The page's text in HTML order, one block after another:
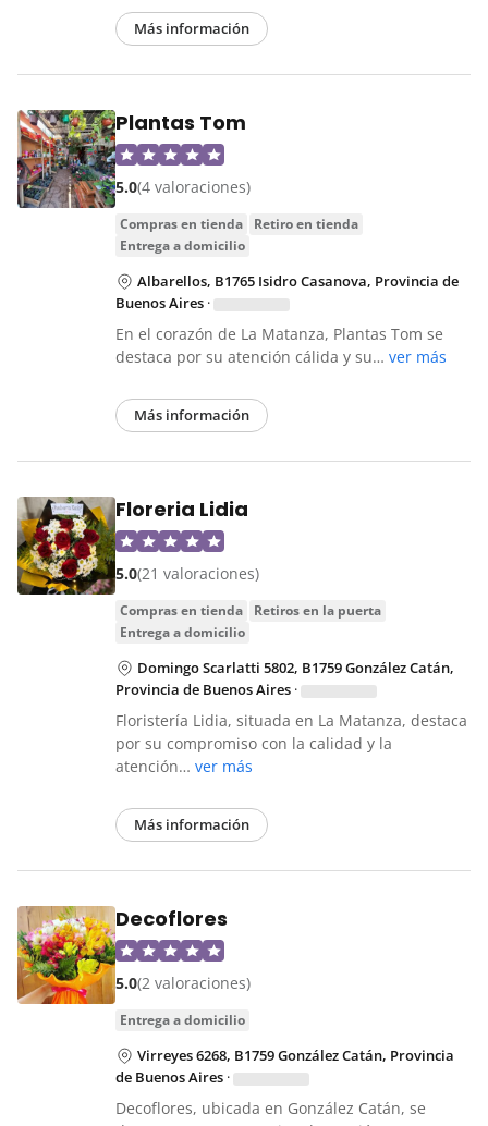
Más información
Plantas Tom
5.0(4 valoraciones)
compras en tienda
retiro en tienda
entrega a domicilio
Albarellos, B1765 Isidro Casanova, Provincia de
Buenos Aires ·
En el corazón de La Matanza, Plantas Tom se
destaca por su atención cálida y su… ver más
Más información
Floreria Lidia
5.0(21 valoraciones)
compras en tienda
retiros en la puerta
entrega a domicilio
Domingo Scarlatti 5802, B1759 González Catán,
Provincia de Buenos Aires ·
Floristería Lidia, situada en La Matanza, destaca
por su compromiso con la calidad y la
atención… ver más
Más información
Decoflores
5.0(2 valoraciones)
entrega a domicilio
Virreyes 6268, B1759 González Catán, Provincia
de Buenos Aires ·
Decoflores, ubicada en González Catán, se